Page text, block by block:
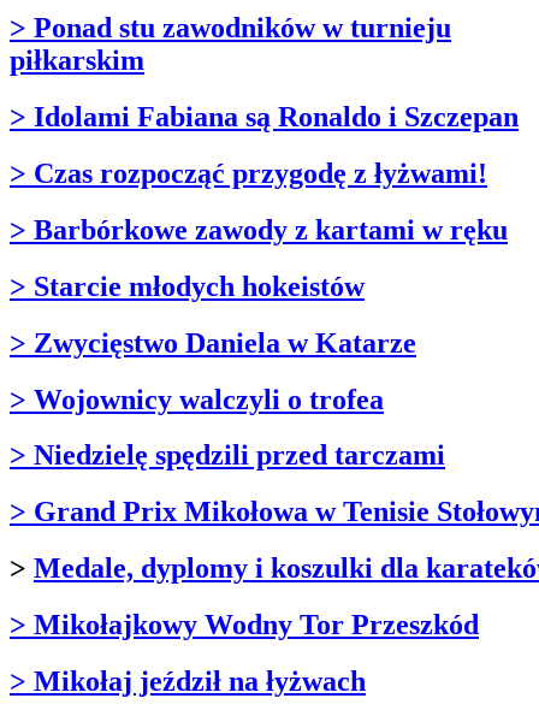
> Ponad stu zawodników w turnieju
piłkarskim
> Idolami Fabiana są Ronaldo i Szczepan
> Czas rozpocząć przygodę z łyżwami!
> Barbórkowe zawody z kartami w ręku
> Starcie młodych hokeistów
> Zwycięstwo Daniela w Katarze
> Wojownicy walczyli o trofea
> Niedzielę spędzili przed tarczami
> Grand Prix Mikołowa w Tenisie
> Medale, dyplomy i koszulki dla
> Mikołajkowy Wodny Tor Przeszkód
> Mikołaj jeździł na łyżwach